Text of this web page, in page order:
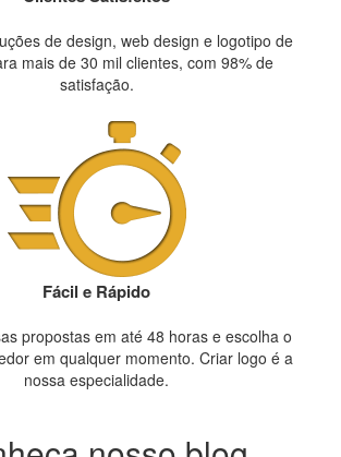
de design, web design e logotipo de
mais de 30 mil clientes, com 98% de
satisfação.
Fácil e Rápido
propostas em até 48 horas e escolha o
em qualquer momento. Criar logo é a
nossa especialidade.